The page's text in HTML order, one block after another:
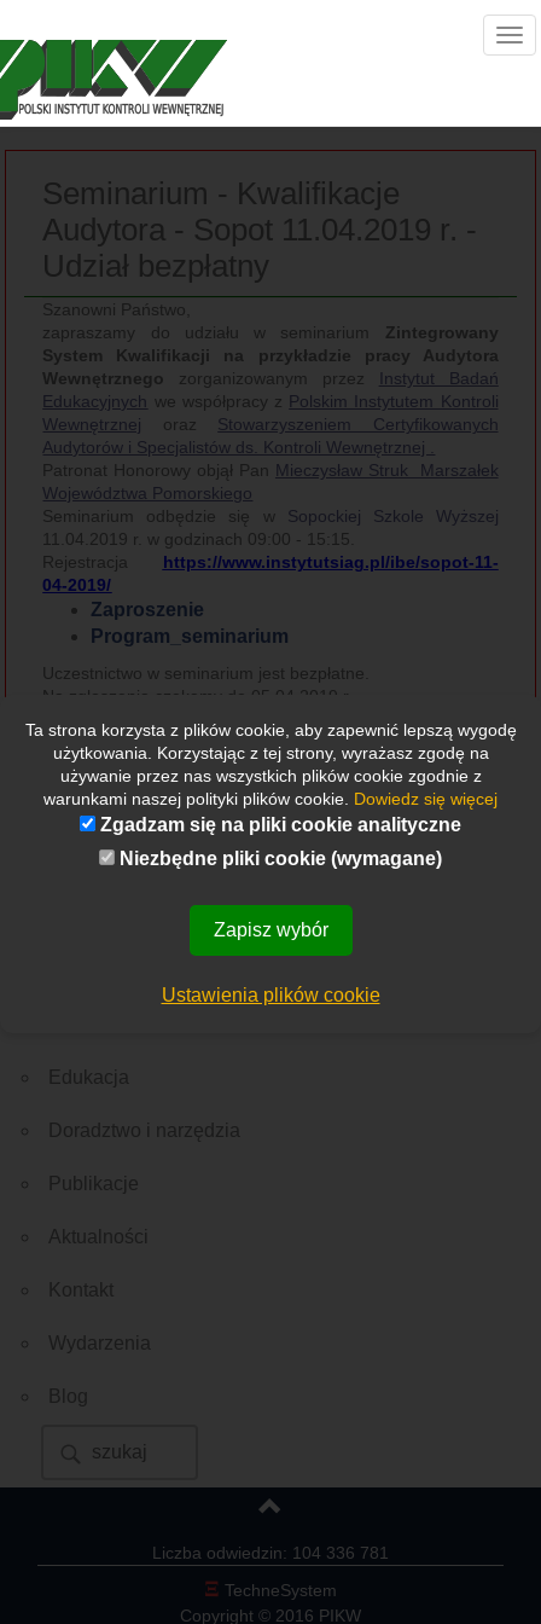
Seminarium - Kwalifikacje
Audytora - Sopot 11.04.2019 r. -
Udział bezpłatny
Szanowni Państwo,
zapraszamy do udziału w seminarium Zintegrowany
System Kwalifikacji na przykładzie pracy Audytora
Wewnętrznego zorganizowanym przez
Instytut Badań
Edukacyjnych we współpracy z Polskim Instytutem Kontroli
Wewnętrznej oraz Stowarzyszeniem Certyfikowanych
Audytorów i Specjalistów ds. Kontroli Wewnętrznej .
Patronat Honorowy objął Pan Mieczysław Struk Marszałek
Województwa Pomorskiego
Seminarium odbędzie się w Sopockiej Szkole Wyższej
11.04.2019 r. w godzinach 09:00 - 15:15.
Rejestracja
https://www.instytutsiag.pl/ibe/sopot-11-
04-2019/
Zaproszenie
Program_seminarium
Uczestnictwo w seminarium jest bezpłatne.
Na zgłoszenia czekamy do 05.04.2019 r.
Serdecznie zapraszamy do udziału.
Zarząd PIKW
Edukacja
Doradztwo i narzędzia
Publikacje
Aktualności
Kontakt
Wydarzenia
Blog
Liczba odwiedzin: 104 336 781
Ξ TechneSystem
Copyright © 2016 PIKW
Ta strona korzysta z plików cookie, aby zapewnić lepszą wygodę
użytkowania. Korzystając z tej strony, wyrażasz zgodę na
używanie przez nas wszystkich plików cookie zgodnie z
warunkami naszej polityki plików cookie. Dowiedz się więcej
Zgadzam się na pliki cookie analityczne
Niezbędne pliki cookie (wymagane)
Zapisz wybór
Ustawienia plików cookie